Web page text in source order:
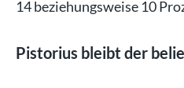
14 beziehungsweise 10
Pistorius bleibt der